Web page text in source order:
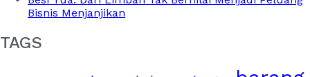
Bisnis Menjanjikan
TAGS